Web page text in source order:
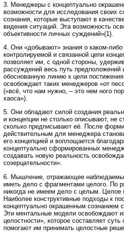
3. Менеджеры с концептуально
возможности для исследования своих
сознания, которые выступают в
видения ситуаций. Эта возможность
объективности личных суждений»(1).
4. Они «добывают» знания о каком-либо
контролируемой и связанной цепи
позволяет им, с одной стороны,
рассуждений весь путь предположений
обоснованную линию к цели
освобождает таких менеджеров «от
(«всё, что нам нужно, – это нем ного
хаоса»).
5. Они обладают силой создания
и концепции не столько описывают, не
сколько предписывают её. После
действительным для менеджера
его концепцией и воплощается
концептуально сформированных
создавать новую реальность
созерцательности».
6. Мышление, отражающее
иметь дело с фрагментами целого. По
никогда не имеем дело с целым. Целое
Наиболее конструктивные подходы к
концептуально окрашенным сознанием
Эти ментальные модели освобождают
целостности», которое составляет суть
помогают им принимать целостные